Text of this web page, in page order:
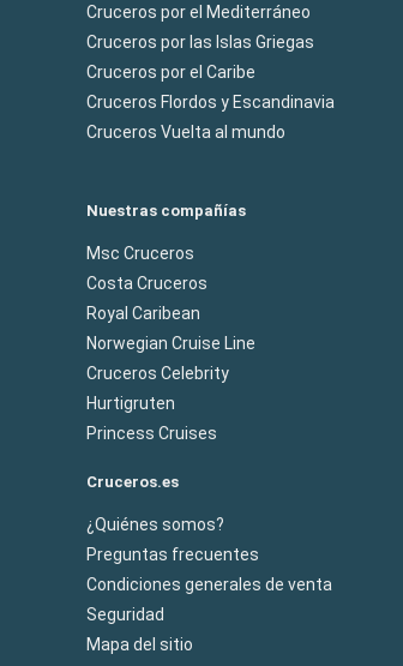
Cruceros por el Mediterráneo
Cruceros por las Islas Griegas
Cruceros por el Caribe
Cruceros Flordos y Escandinavia
Cruceros Vuelta al mundo
Nuestras compañías
Msc Cruceros
Costa Cruceros
Royal Caribean
Norwegian Cruise Line
Cruceros Celebrity
Hurtigruten
Princess Cruises
Cruceros.es
¿Quiénes somos?
Preguntas frecuentes
Condiciones generales de venta
Seguridad
Mapa del sitio